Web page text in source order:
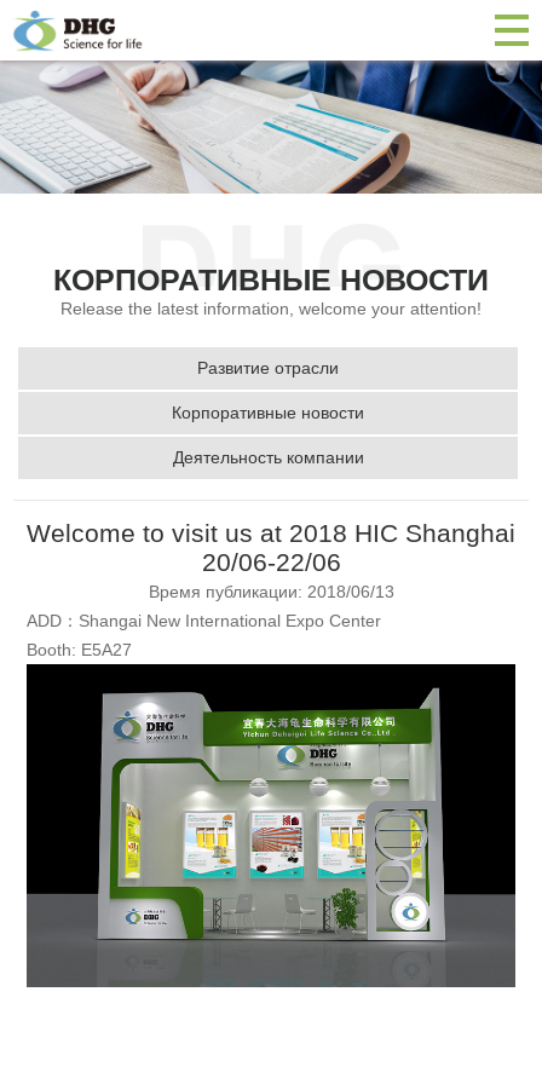
КОРПОРАТИВНЫЕ НОВОСТИ
Release the latest information, welcome your attention!
Развитие отрасли
Корпоративные новости
Деятельность компании
Welcome to visit us at 2018 HIC Shanghai
20/06-22/06
Время публикации: 2018/06/13
ADD：Shangai New International Expo Center
Booth: E5A27